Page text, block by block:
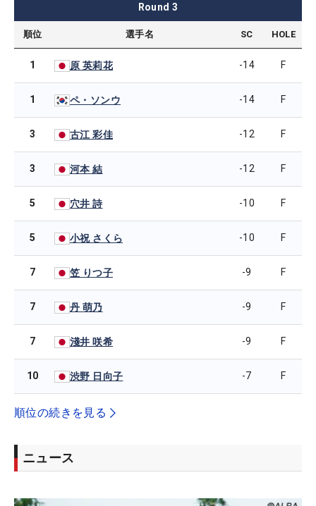
Round 3
順位 選手名 SC HOLE
1 原 英莉花 -14 F
1 ペ・ソンウ -14 F
3 古江 彩佳 -12 F
3 河本 結 -12 F
5 穴井 詩 -10 F
5 小祝 さくら -10 F
7 笠 りつ子 -9 F
7 丹 萌乃 -9 F
7 淺井 咲希 -9 F
10 渋野 日向子 -7 F
順位の続きを見る
ニュース